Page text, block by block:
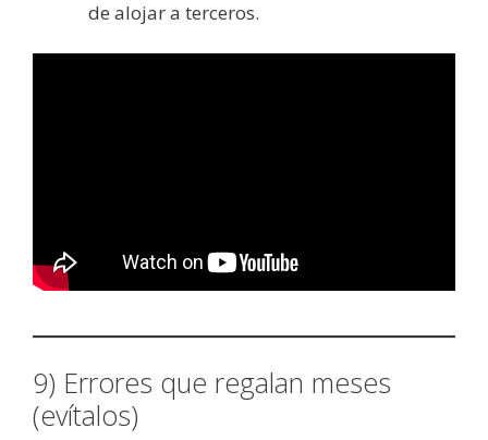
de alojar a terceros.
9) Errores que regalan meses
(evítalos)